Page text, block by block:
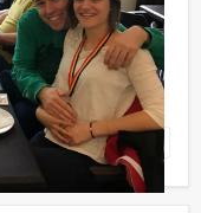
Guides is een
een heerlijke
Jullie spelen het
Favoriet